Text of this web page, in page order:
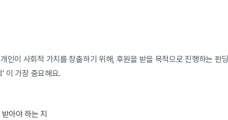
인이 사회적 가치를 창출하기 위해, 후원을 받을 목적으로 진행하는 펀
이 가장 중요해요.
아야 하는 지